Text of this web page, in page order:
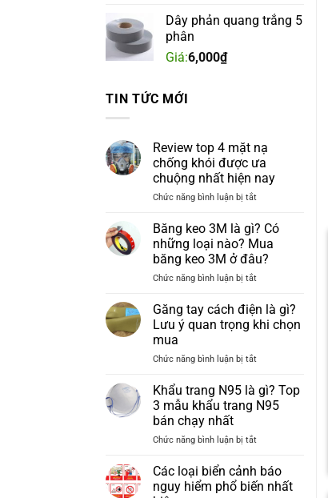
Dây phản quang trắng 5
phân
Giá:6,000₫
TIN TỨC MỚI
Review top 4 mặt nạ
chống khói được ưa
chuộng nhất hiện nay
Chức năng bình luận bị tắtở
top
4
mặt
nạ
chống
được
ưa
hiện
Băng keo 3M là gì? Có
những loại nào? Mua
băng keo 3M ở đâu?
Chức năng bình luận bị tắtở
keo
3M
là
Có
loại
nào?
keo
đâu?
Găng tay cách điện là gì?
Lưu ý quan trọng khi chọn
mua
Chức năng bình luận bị tắtở
tay
cách
điện
gì?
quan
Khẩu trang N95 là gì? Top
3 mẫu khẩu trang N95
bán chạy nhất
Chức năng bình luận bị tắtở
trang
N95
là
Các loại biển cảnh báo
nguy hiểm phổ biến nhất